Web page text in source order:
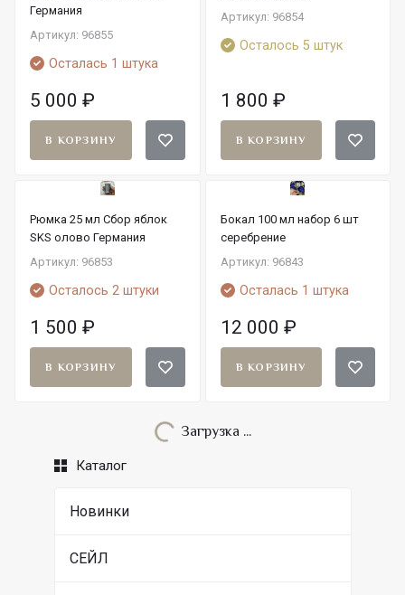
Каталог
Новинки
СЕЙЛ
Германия
Артикул: 96855
Осталась 1 штука
5 000 ₽
В КОРЗИНУ
Артикул: 96854
Осталось 5 штук
1 800 ₽
В КОРЗИНУ
Рюмка 25 мл Сбор яблок
SKS олово Германия
Артикул: 96853
Осталось 2 штуки
1 500 ₽
В КОРЗИНУ
Бокал 100 мл набор 6 шт
серебрение
Артикул: 96843
Осталась 1 штука
12 000 ₽
В КОРЗИНУ
Загрузка ...